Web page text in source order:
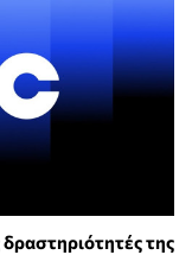
δραστηριότητές της